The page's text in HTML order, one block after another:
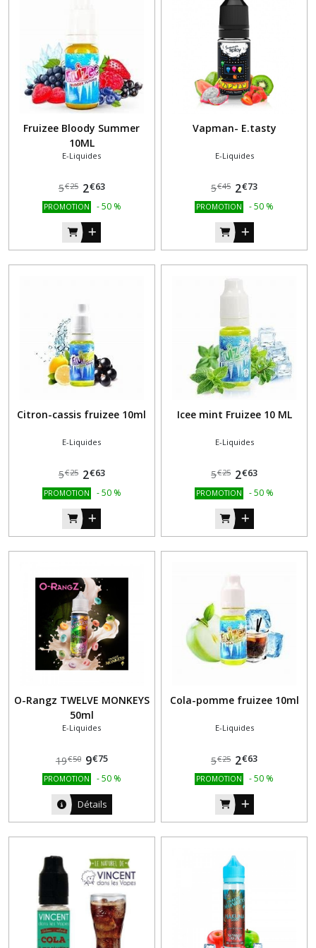
Fruizee Bloody Summer
10ML
E-Liquides
5€25 2€63
PROMOTION -50 %
Vapman- E.tasty
E-Liquides
5€45 2€73
PROMOTION -50 %
Citron-cassis fruizee 10ml
E-Liquides
5€25 2€63
PROMOTION -50 %
Icee mint Fruizee 10 ML
E-Liquides
5€25 2€63
PROMOTION -50 %
O-Rangz TWELVE MONKEYS
50ml
E-Liquides
19€50 9€75
PROMOTION -50 %
Détails
Cola-pomme fruizee 10ml
E-Liquides
5€25 2€63
PROMOTION -50 %
Afficher
résultats